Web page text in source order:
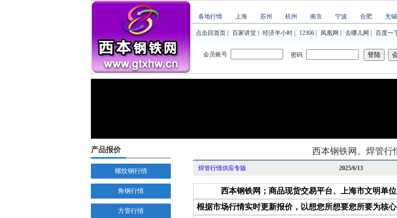
各地行情 上海 苏州 杭州 南京 宁波 合肥 无锡
点击回首页 百家讲堂 经济半小时 12306 凤凰网 去哪儿网 百度一
会员账号 密码
产品报价
螺纹钢行情
角钢行情
方管行情
西本钢铁网。焊管行
焊管行情供应专版 2025/6/13
西本钢铁网；商品现货交易平台、上海市文明单
根据市场行情实时更新报价，以想您所想要您所要为核